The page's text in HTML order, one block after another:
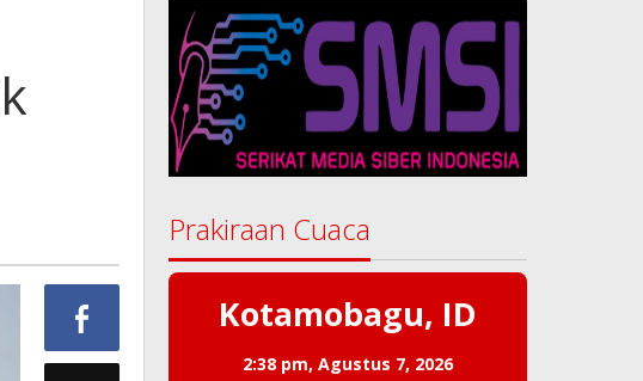
Prakiraan Cuaca
Kotamobagu, ID
2:38 pm,Agustus 7, 2026